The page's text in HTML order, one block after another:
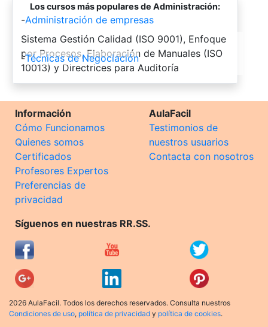
Los cursos más populares de Administración:
-Administración de empresas
-
Sistema Gestión Calidad (ISO 9001), Enfoque
por Procesos, Elaboración de Manuales (ISO
10013) y Directrices para Auditoría
-Técnicas de Negociación
Información
Cómo Funcionamos
Quienes somos
Certificados
Profesores Expertos
Preferencias de
privacidad
AulaFacil
Testimonios de
nuestros usuarios
Contacta con nosotros
Síguenos en nuestras RR.SS.
2026 AulaFacil. Todos los derechos reservados. Consulta nuestros
Condiciones de uso, política de privacidad y política de cookies.